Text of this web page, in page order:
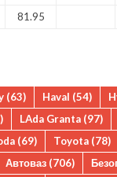
81.95
(63) Haval (54)
LAda Granta (97)
(69) Toyota (78)
Автоваз (706)